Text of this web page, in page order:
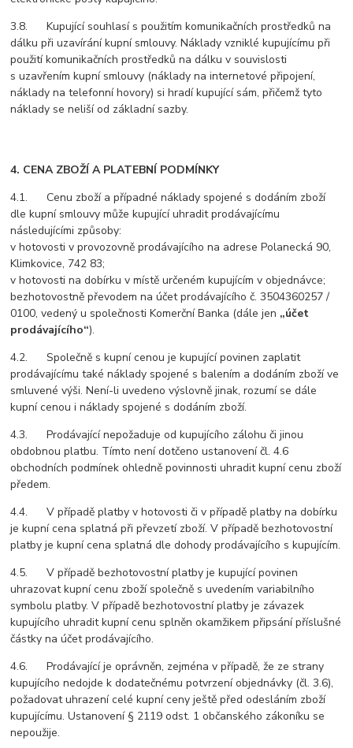
3.8. Kupující souhlasí s použitím komunikačních prostředků na
dálku při uzavírání kupní smlouvy. Náklady vzniklé kupujícímu při
použití komunikačních prostředků na dálku v souvislosti
s uzavřením kupní smlouvy (náklady na internetové připojení,
náklady na telefonní hovory) si hradí kupující sám, přičemž tyto
náklady se neliší od základní sazby.
4. CENA ZBOŽÍ A PLATEBNÍ PODMÍNKY
4.1. Cenu zboží a případné náklady spojené s dodáním zboží
dle kupní smlouvy může kupující uhradit prodávajícímu
následujícími způsoby:
v hotovosti v provozovně prodávajícího na adrese Polanecká 90,
Klimkovice, 742 83;
v hotovosti na dobírku v místě určeném kupujícím v objednávce;
bezhotovostně převodem na účet prodávajícího č. 3504360257 /
0100, vedený u společnosti Komerční Banka (dále jen „účet
prodávajícího“).
4.2. Společně s kupní cenou je kupující povinen zaplatit
prodávajícímu také náklady spojené s balením a dodáním zboží ve
smluvené výši. Není-li uvedeno výslovně jinak, rozumí se dále
kupní cenou i náklady spojené s dodáním zboží.
4.3. Prodávající nepožaduje od kupujícího zálohu či jinou
obdobnou platbu. Tímto není dotčeno ustanovení čl. 4.6
obchodních podmínek ohledně povinnosti uhradit kupní cenu zboží
předem.
4.4. V případě platby v hotovosti či v případě platby na dobírku
je kupní cena splatná při převzetí zboží. V případě bezhotovostní
platby je kupní cena splatná dle dohody prodávajícího s kupujícím.
4.5. V případě bezhotovostní platby je kupující povinen
uhrazovat kupní cenu zboží společně s uvedením variabilního
symbolu platby. V případě bezhotovostní platby je závazek
kupujícího uhradit kupní cenu splněn okamžikem připsání příslušné
částky na účet prodávajícího.
4.6. Prodávající je oprávněn, zejména v případě, že ze strany
kupujícího nedojde k dodatečnému potvrzení objednávky (čl. 3.6),
požadovat uhrazení celé kupní ceny ještě před odesláním zboží
kupujícímu. Ustanovení § 2119 odst. 1 občanského zákoníku se
nepoužije.